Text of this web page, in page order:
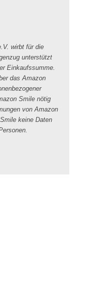
wirbt für die
unterstützt
Einkaufssumme.
das Amazon
Smile nötig
von Amazon
keine Daten